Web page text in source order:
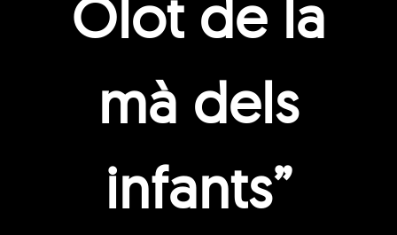
Olot de la
mà dels
infants”